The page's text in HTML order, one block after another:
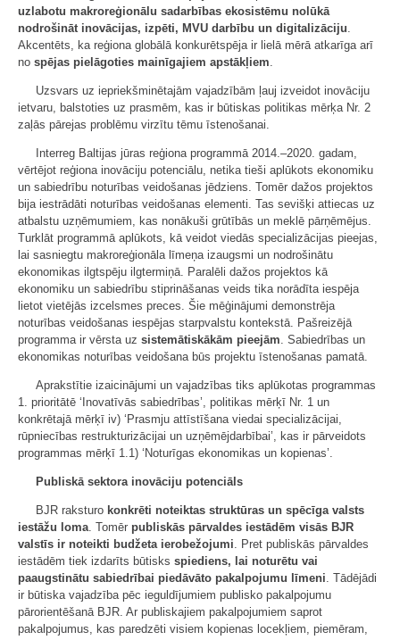
uzlabotu makroreģionālu sadarbības ekosistēmu nolūkā
nodrošināt inovācijas, izpēti, MVU darbību un digitalizāciju.
Akcentēts, ka reģiona globālā konkurētspēja ir lielā mērā atkarīga arī
no spējas pielāgoties mainīgajiem apstākļiem.
Uzsvars uz iepriekšminētajām vajadzībām ļauj izveidot inovāciju
ietvaru, balstoties uz prasmēm, kas ir būtiskas politikas mērķa Nr. 2
zaļās pārejas problēmu virzītu tēmu īstenošanai.
Interreg Baltijas jūras reģiona programmā 2014.–2020. gadam,
vērtējot reģiona inovāciju potenciālu, netika tieši aplūkots ekonomiku
un sabiedrību noturības veidošanas jēdziens. Tomēr dažos projektos
bija iestrādāti noturības veidošanas elementi. Tas sevišķi attiecas uz
atbalstu uzņēmumiem, kas nonākuši grūtībās un meklē pārņēmējus.
Turklāt programmā aplūkots, kā veidot viedās specializācijas pieejas,
lai sasniegtu makroreģionāla līmeņa izaugsmi un nodrošinātu
ekonomikas ilgtspēju ilgtermiņā. Paralēli dažos projektos kā
ekonomiku un sabiedrību stiprināšanas veids tika norādīta iespēja
lietot vietējās izcelsmes preces. Šie mēģinājumi demonstrēja
noturības veidošanas iespējas starpvalstu kontekstā. Pašreizējā
programma ir vērsta uz sistemātiskākām pieejām. Sabiedrības un
ekonomikas noturības veidošana būs projektu īstenošanas pamatā.
Aprakstītie izaicinājumi un vajadzības tiks aplūkotas programmas
1. prioritātē ‘Inovatīvās sabiedrības’, politikas mērķī Nr. 1 un
konkrētajā mērķī iv) ‘Prasmju attīstīšana viedai specializācijai,
rūpniecības restrukturizācijai un uzņēmējdarbībai’, kas ir pārveidots
programmas mērķī 1.1) ‘Noturīgas ekonomikas un kopienas’.
Publiskā sektora inovāciju potenciāls
BJR raksturo konkrēti noteiktas struktūras un spēcīga valsts
iestāžu loma. Tomēr publiskās pārvaldes iestādēm visās BJR
valstīs ir noteikti budžeta ierobežojumi. Pret publiskās pārvaldes
iestādēm tiek izdarīts būtisks spiediens, lai noturētu vai
paaugstinātu sabiedrībai piedāvāto pakalpojumu līmeni. Tādējādi
ir būtiska vajadzība pēc ieguldījumiem publisko pakalpojumu
pārorientēšanā BJR. Ar publiskajiem pakalpojumiem saprot
pakalpojumus, kas paredzēti visiem kopienas locekļiem, piemēram,